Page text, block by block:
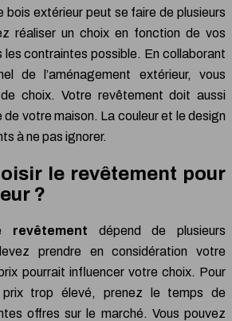
bois extérieur peut se faire de plusieurs
réaliser un choix en fonction de vos
contraintes possible. En collaborant
de l’aménagement extérieur, vous
choix. Votre revêtement doit aussi
votre maison. La couleur et le design
à ne pas ignorer.
le revêtement pour
?
revêtement dépend de plusieurs
prendre en considération votre
pourrait influencer votre choix. Pour
trop élevé, prenez le temps de
offres sur le marché. Vous pouvez